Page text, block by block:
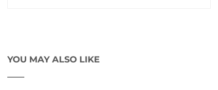
YOU MAY ALSO LIKE